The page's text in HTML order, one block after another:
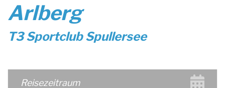
Arlberg
T3 Sportclub Spullersee
Reisezeitraum